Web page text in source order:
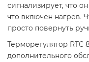
сигнализирует, что
что включен нагрев.
просто повернуть
Терморегулятор RTC
дополнительного